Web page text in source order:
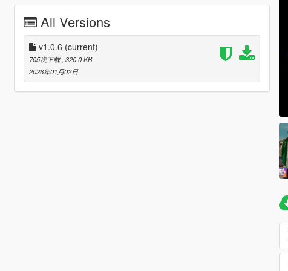
All Versions
v1.0.6 (current)
705次下载 , 320.0 KB
2026年01月02日